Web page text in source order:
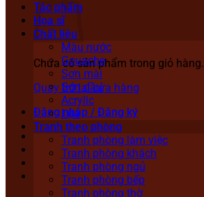
Chưa có sản phẩm trong giỏ hàng.
Quay trở lại cửa hàng
Đăng nhập / Đăng ký
Tác phẩm
Họa sĩ
Chất liệu
Màu nước
Gouache
Sơn mài
Sơn dầu
Acrylic
Lụa
Tranh theo phòng
Tranh phòng làm việc
Tranh phòng khách
Tranh phòng ngủ
Tranh phòng bếp
Tranh phòng thờ